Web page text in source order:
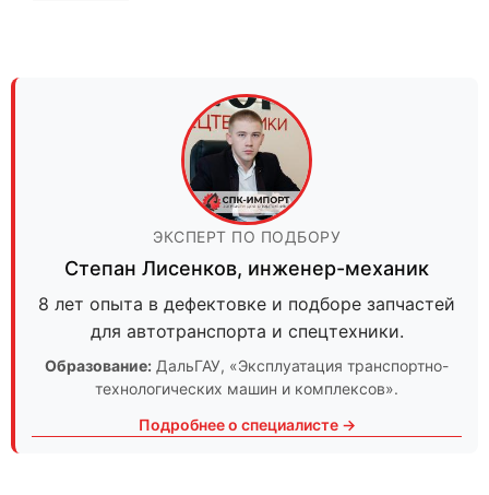
ЭКСПЕРТ ПО ПОДБОРУ
Степан Лисенков, инженер-механик
8 лет опыта в дефектовке и подборе запчастей
для автотранспорта и спецтехники.
Образование: ДальГАУ, «Эксплуатация транспортно-
технологических машин и комплексов».
Подробнее о специалисте →